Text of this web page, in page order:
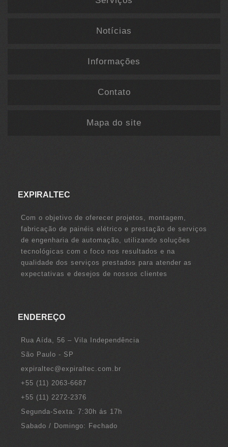
Notícias
Informações
Contato
Mapa do site
EXPIRALTEC
Com o objetivo de oferecer projetos, montagem,
fabricação de painéis elétrico e prestação de serviços
de engenharia de automação, utilizando soluções
tecnológicas com o foco nos resultados e na
qualidade dos serviços prestados para atender as
expectativas e desejos de nossos clientes
ENDEREÇO
Rua Aída, 56 – Vila Independência
São Paulo - SP
expiraltec@expiraltec.com.br
+55 (11) 2063-6687
+55 (11) 2272-2376
Segunda-Sexta: 7:30h ás 17h
Sabado / Domingo: Fechado